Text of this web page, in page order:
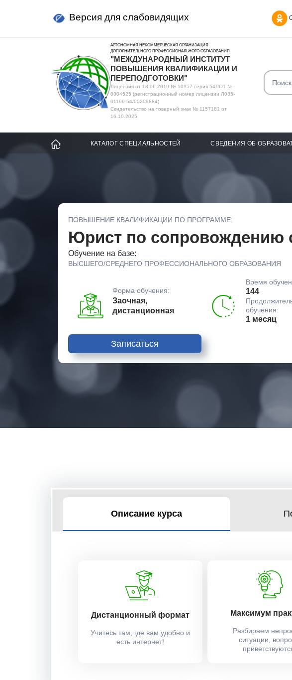
Версия для слабовидящих
АВТОНОМНАЯ НЕКОММЕРЧЕСКАЯ ОРГАНИЗАЦИЯ
ДОПОЛНИТЕЛЬНОГО ПРОФЕССИОНАЛЬНОГО ОБРАЗОВАНИЯ
"МЕЖДУНАРОДНЫЙ ИНСТИТУТ
ПОВЫШЕНИЯ КВАЛИФИКАЦИИ И
ПЕРЕПОДГОТОВКИ"
Лицензия от 18.06.2019 № 10957 серия 54ЛО1 №
0004525 (регистрационный номер лицензии Л035-
01199-54/00209884)
Свидетельство на товарный знак № 1157181 от
16.10.2025
КАТАЛОГ СПЕЦИАЛЬНОСТЕЙ СВЕДЕНИЯ ОБ
ПОВЫШЕНИЕ КВАЛИФИКАЦИИ ПО ПРОГРАММЕ:
Юрист по сопровождению
Обучение на базе:
ВЫСШЕГО/СРЕДНЕГО ПРОФЕССИОНАЛЬНОГО ОБРАЗОВАНИЯ
Форма обучения:
Заочная,
дистанционная
Время
144
обучения:
1 месяц
Записаться
Описание курса
Дистанционный формат
Учитесь там, где вам удобно и
есть интернет!
Максимум
Разбираем
ситуации,